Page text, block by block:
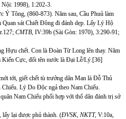
1998), 1:202-3.
Ý Tông, (860-873). Năm sau, Cầu Phuủ làm
sát Chiết Đông đi đánh dẹp. Lấy Lý Hộ
CMTB, IV:39b (Sài Gòn: 1970), 3:290-91;
Hựu chết. Con là Đoàn Từ Long lên thay. Năm
Cực, đổi tên nước là Đại Lễ/Lý.[36]
tới, giết chết tù trưởng dân Man là Đỗ Thủ
Lý Do Độc ngả theo Nam Chiếu.
Nam Chiếu phối hợp với thổ dân đánh trị sở
lấy lại được phủ thành. (ĐVSK, NKTT, V:10a,